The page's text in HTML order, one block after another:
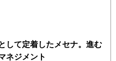
して定着したメセナ。進む
ネジメント